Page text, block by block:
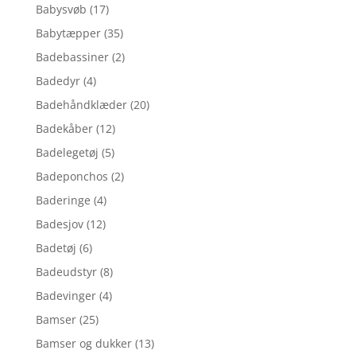
Babysvøb (17)
Babytæpper (35)
Badebassiner (2)
Badedyr (4)
Badehåndklæder (20)
Badekåber (12)
Badelegetøj (5)
Badeponchos (2)
Baderinge (4)
Badesjov (12)
Badetøj (6)
Badeudstyr (8)
Badevinger (4)
Bamser (25)
Bamser og dukker (13)